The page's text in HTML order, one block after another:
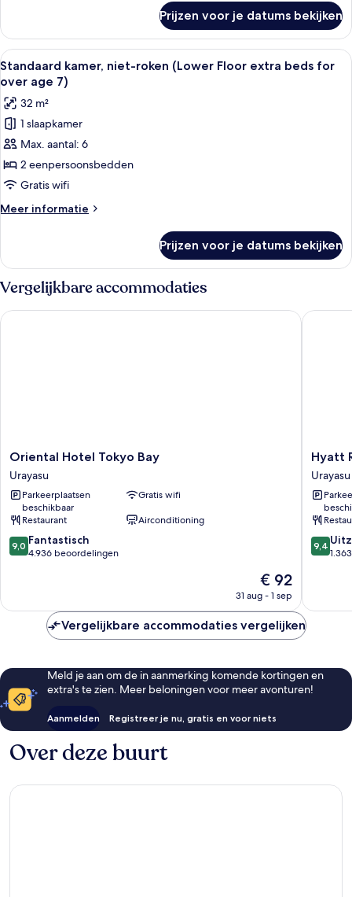
niet-
roken
(The
Suite)
Prijzen voor je datums bekijken
Alle
foto's
voor
Standaard
kamer,
niet-
roken
(Lower
Floor
extra
for
over
age
7)
Een bureau, verduisterende
5
Standaard kamer, niet-roken (Lower Floor extra beds for
over age 7)
32 m²
1 slaapkamer
Max. aantal: 6
2 eenpersoonsbedden
Gratis wifi
Meer informatie
Meer
kamer,
roken
Floor
Prijzen voor je datums bekijken
Vergelijkbare accommodaties
Oriental
Hotel
Tokyo
Bay
Urayasu
Oriental Hotel Tokyo Bay
Urayasu
Parkeerplaatsen
beschikbaar
Gratis wifi
Restaurant
Airconditioning
9.0
van
beoordelingen
9,0 Fantastisch
4.936 beoordelingen
De
prijs
is
€ 92
€ 92
31 aug - 1 sep
Oriental Hotel Tokyo Bay
Hyatt
Tokyo
Bay
Urayasu
Hyatt
Urayasu
9.4
van
9,4
Hyatt
Vergelijkbare accommodaties vergelijken
Meld je aan om de in aanmerking komende kortingen en
extra's te zien. Meer beloningen voor meer avonturen!
Aanmelden Registreer je nu, gratis en voor niets
Over deze buurt